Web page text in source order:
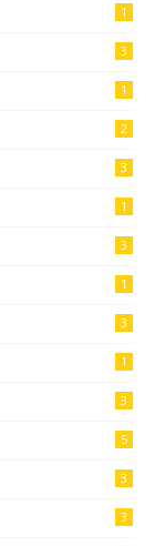
1
3
1
2
3
1
3
1
3
1
3
5
3
3